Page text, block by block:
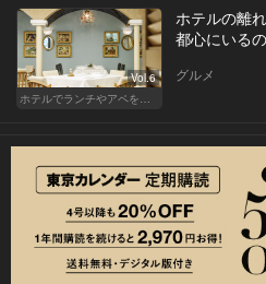
Vol.6
ホテルでランチやアペを楽しもう！東京の名店へ
ホテルの離
都心にいる
グルメ